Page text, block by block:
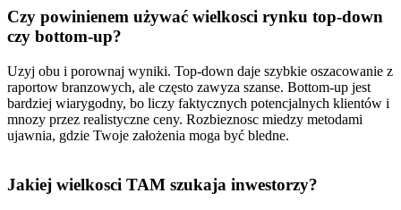
Czy powinienem używać wielkosci rynku top-down
czy bottom-up?
Uzyj obu i porownaj wyniki. Top-down daje szybkie oszacowanie z
raportow branzowych, ale często zawyza szanse. Bottom-up jest
bardziej wiarygodny, bo liczy faktycznych potencjalnych klientów i
mnozy przez realistyczne ceny. Rozbieznosc miedzy metodami
ujawnia, gdzie Twoje założenia moga być bledne.
Jakiej wielkosci TAM szukaja inwestorzy?